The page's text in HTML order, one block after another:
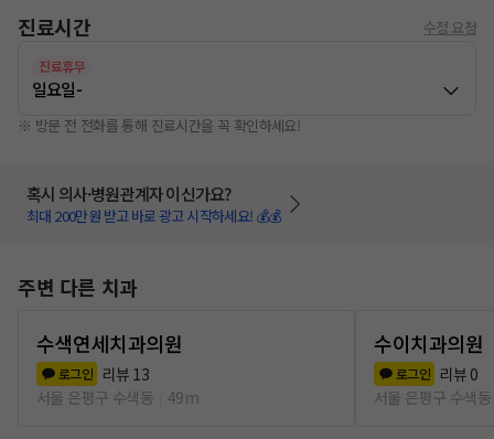
진료시간 수정 요청
진료휴무
일요일-
※ 방문 전 전화를 통해 진료시간을 꼭 확인하세요!
혹시 의사·병원관계자 이신가요?
최대 200만원 받고 바로 광고 시작하세요! 💰💰
주변 다른 치과
수색연세치과의원
로그인 리뷰 13
서울 은평구 수색동
49m
수이치과의원
로그인 리뷰 0
서울 은평구 수색동